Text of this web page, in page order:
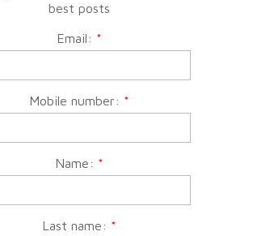
best posts
Email: *
Mobile number: *
Name: *
Last name: *